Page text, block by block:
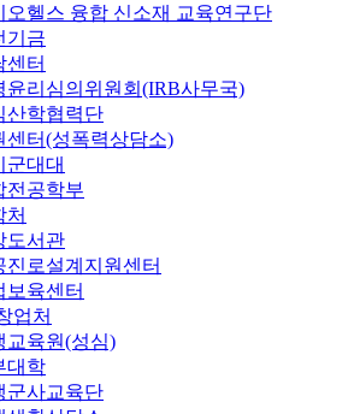
오헬스 융합 신소재 교육연구단
기금
센터
윤리심의위원회(IRB사무국)
산학협력단
센터(성폭력상담소)
군대대
전공학부
처
도서관
진로설계지원센터
보육센터
업처
교육원(성심)
대학
군사교육단